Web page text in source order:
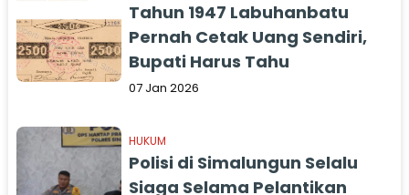
Tahun 1947 Labuhanbatu
Pernah Cetak Uang Sendiri,
Bupati Harus Tahu
07 Jan 2026
HUKUM
Polisi di Simalungun Selalu
Siaga Selama Pelantikan